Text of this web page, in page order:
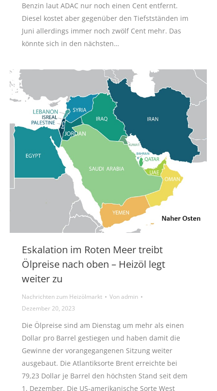
Benzin laut ADAC nur noch einen Cent entfernt.
Diesel kostet aber gegenüber den Tiefstständen im
Juni allerdings immer noch zwölf Cent mehr. Das
könnte sich in den nächsten…
Eskalation im Roten Meer treibt
Ölpreise nach oben – Heizöl legt
weiter zu
Nachrichten zum Heizölmarkt Vonadmin
Dezember 20, 2023
Die Ölpreise sind am Dienstag um mehr als einen
Dollar pro Barrel gestiegen und haben damit die
Gewinne der vorangegangenen Sitzung weiter
ausgebaut. Die Atlantiksorte Brent erreichte bei
79,23 Dollar je Barrel den höchsten Stand seit dem
1. Dezember. Die US-amerikanische Sorte West